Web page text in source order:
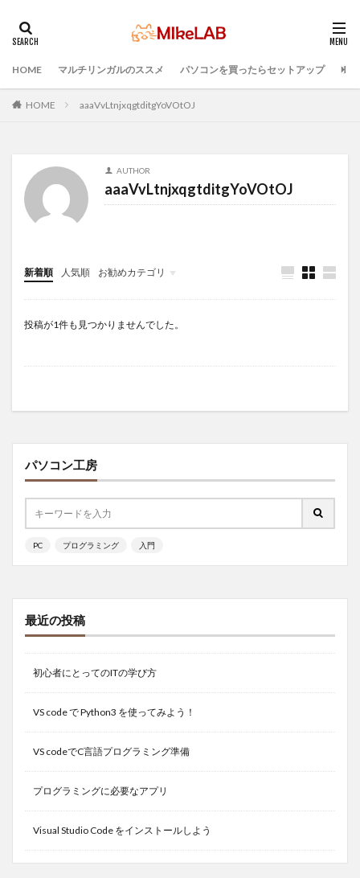
HOME マルチリンガルのススメ パソコンを買ったらセットアップ プ
HOME aaaVvLtnjxqgtditgYoVOtOJ
AUTHOR
aaaVvLtnjxqgtditgYoVOtOJ
新着順 人気順 お勧めカテゴリ
Infomation
投稿が1件も見つかりませんでした。
パソコン工房
PC プログラミング 入門
最近の投稿
初心者にとってのITの学び方
VS code で Python3 を使ってみよう！
VS codeでC言語プログラミング準備
プログラミングに必要なアプリ
Visual Studio Code をインストールしよう
タグ
セキュリティ対策ソフト Visual Studio Code
プログラミング言語
PC準備 プログラミング準備